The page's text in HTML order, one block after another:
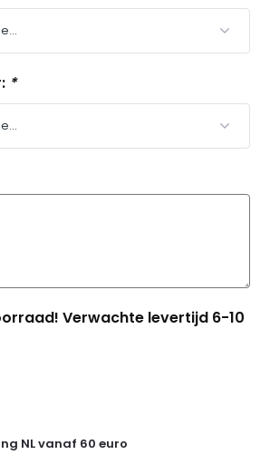
*
Verwachte levertijd 6-10
NL vanaf 60 euro